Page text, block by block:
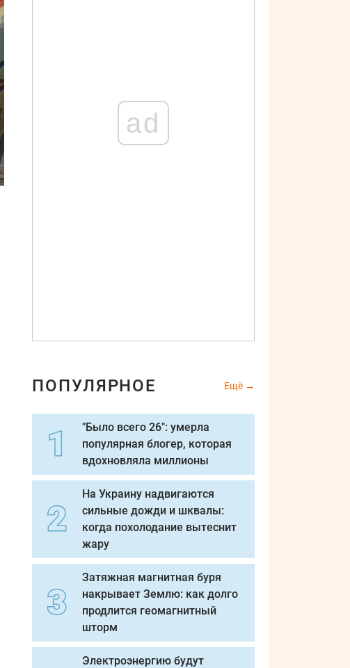
ad
ПОПУЛЯРНОЕ Ещё
"Было всего 26": умерла
популярная блогер, которая
вдохновляла миллионы
На Украину надвигаются
сильные дожди и шквалы:
когда похолодание вытеснит
жару
Затяжная магнитная буря
накрывает Землю: как долго
продлится геомагнитный
шторм
Электроэнергию будут